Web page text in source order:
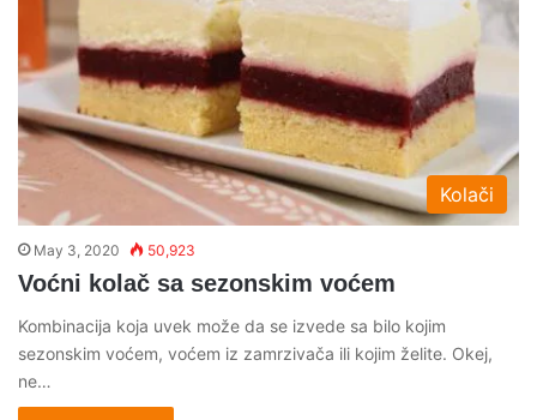
Kolači
May 3, 2020 50,923
Voćni kolač sa sezonskim voćem
Kombinacija koja uvek može da se izvede sa bilo kojim
sezonskim voćem, voćem iz zamrzivača ili kojim želite. Okej,
ne…